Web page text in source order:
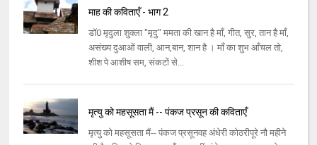
माह की कविताएँ - भाग 2
डॉ0 मृदुला शुक्ला "मृदु" ममता की खान है माँ, गीत, सुर, तान है माँ,
असंख्य दुआओं वाली, आन,बान, शान है । माँ का शुभ आँचल तो,
शीश पे आशीष सम, संकटों से...
मृत्यु को महसूसता मैं -- पंकज प्रसून की कविताएँ
मृत्यु को महसूसता मैं-- पंकज प्रसूनवह अंधेरी कोठरीपूरे नौ महीने